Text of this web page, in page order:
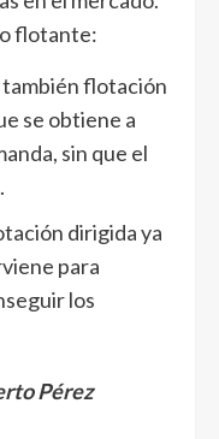
flotante:
también flotación
se obtiene a
sin que el
dirigida ya
para
los
Pérez